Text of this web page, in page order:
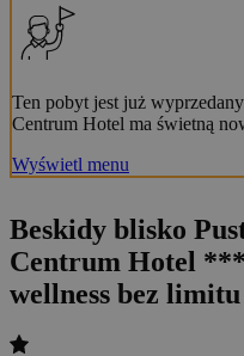
Ten pobyt jest już
Centrum Hotel ma świetną
Wyświetl menu
Beskidy blisko
Centrum Hotel
wellness bez